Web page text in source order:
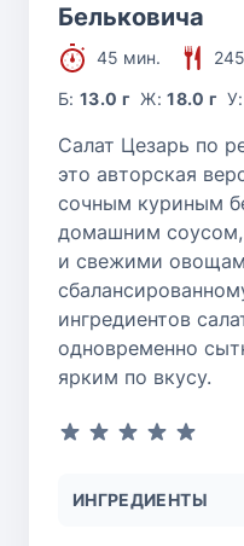
Бельковича
45 мин.
Б:13.0 г Ж:18.0 г
Салат Цезарь по
это авторская
сочным куриным
домашним
и свежими
ингредиентов
одновременно
ярким по вкусу.
ИНГРЕДИЕНТЫ